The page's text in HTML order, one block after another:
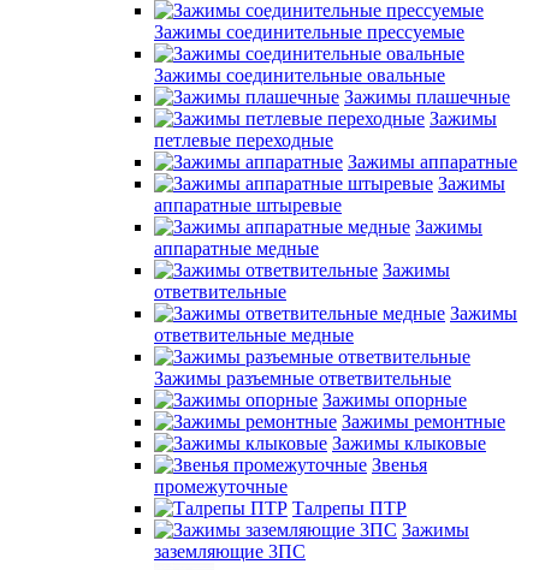
Зажимы соединительные прессуемые
Зажимы соединительные овальные
Зажимы плашечные
Зажимы
петлевые переходные
Зажимы аппаратные
Зажимы
аппаратные штыревые
Зажимы
аппаратные медные
Зажимы
ответвительные
Зажимы
ответвительные медные
Зажимы разъемные ответвительные
Зажимы опорные
Зажимы ремонтные
Зажимы клыковые
Звенья
промежуточные
Талрепы ПТР
Зажимы
заземляющие 3ПС